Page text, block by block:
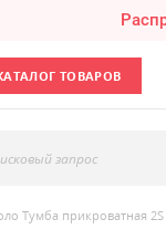
ТОВАРОВ
запрос
Тумба прикроватная